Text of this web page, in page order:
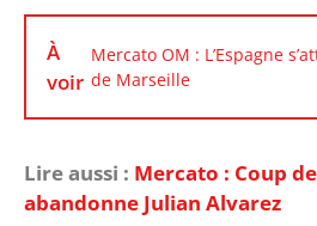
À
voir
Mercato OM : L’Espagne
de Marseille
Lire aussi : Mercato : Coup
abandonne Julian Alvarez